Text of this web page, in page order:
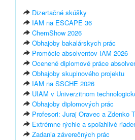
Dizertačné skúšky
IAM na ESCAPE 36
ChemShow 2026
Obhajoby bakalárskych prác
Promócie absolventov IAM 2026
Ocenené diplomové práce
Obhajoby skupinového projektu
IAM na SSCHE 2026
UIAM v Univerzitnom
Obhajoby diplomových prác
Profesori: Juraj Oravec a Zdenko
Extrémne rýchle a spoľahlivé
Zadania záverečných prác